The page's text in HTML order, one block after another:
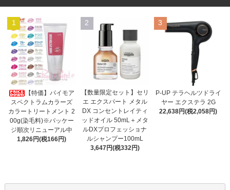
1
【特価】パイモア
スペクトラムカラーズ
カラートリートメント 2
00g(染毛料)※パッケー
ジ順次リニューアル中
1,826円(税166円)
2
【数量限定セット】セリ
エ エクスパート メタル
DX コンセントレイティ
ッドオイル 50mL＋メタ
ルDXプロフェッショナ
ルシャンプー100mL
3,647円(税332円)
3
P-UP テラヘルツドライ
ヤー エクステラ 2G
22,638円(税2,058円)